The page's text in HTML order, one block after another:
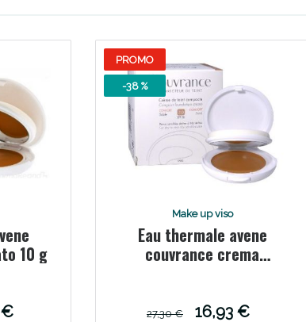
10 g
€
PROMO
-38 %
Make up viso
Eau thermale avene
couvrance crema
27,30 €
16,93 €
le offerte di Oggi